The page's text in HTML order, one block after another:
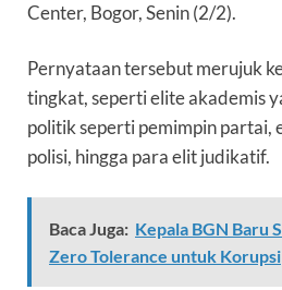
Center, Bogor, Senin (2/2).
Pernyataan tersebut merujuk
tingkat, seperti elite akademis
politik seperti pemimpin partai,
polisi, hingga para elit judikatif.
Baca Juga: Kepala BGN Baru
Zero Tolerance untuk Korupsi